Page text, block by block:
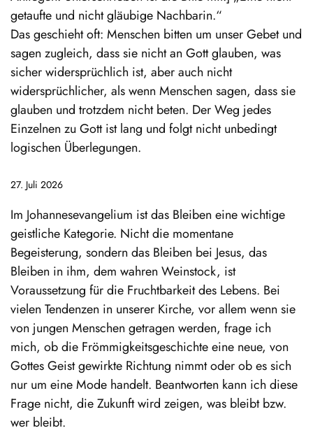
getaufte und nicht gläubige Nachbarin.“
Das geschieht oft: Menschen bitten um unser Gebet und
sagen zugleich, dass sie nicht an Gott glauben, was
sicher widersprüchlich ist, aber auch nicht
widersprüchlicher, als wenn Menschen sagen, dass sie
glauben und trotzdem nicht beten. Der Weg jedes
Einzelnen zu Gott ist lang und folgt nicht unbedingt
logischen Überlegungen.
27. Juli 2026
Im Johannesevangelium ist das Bleiben eine wichtige
geistliche Kategorie. Nicht die momentane
Begeisterung, sondern das Bleiben bei Jesus, das
Bleiben in ihm, dem wahren Weinstock, ist
Voraussetzung für die Fruchtbarkeit des Lebens. Bei
vielen Tendenzen in unserer Kirche, vor allem wenn sie
von jungen Menschen getragen werden, frage ich
mich, ob die Frömmigkeitsgeschichte eine neue, von
Gottes Geist gewirkte Richtung nimmt oder ob es sich
nur um eine Mode handelt. Beantworten kann ich diese
Frage nicht, die Zukunft wird zeigen, was bleibt bzw.
wer bleibt.